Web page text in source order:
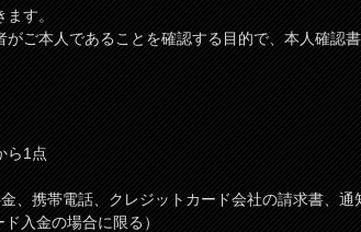
ます。
ご本人であることを確認する目的で、本人確
ら1点
、携帯電話、クレジットカード会社の請求書、通
入金の場合に限る）